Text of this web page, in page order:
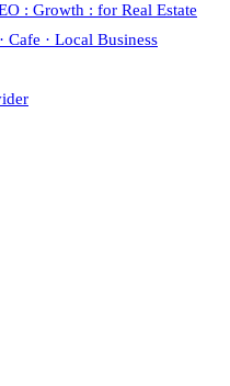
: Growth : for Real Estate
Cafe · Local Business